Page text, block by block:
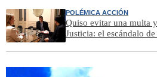
POLÉMICA ACCIÓN
Quiso evitar una multa
Justicia: el escándalo